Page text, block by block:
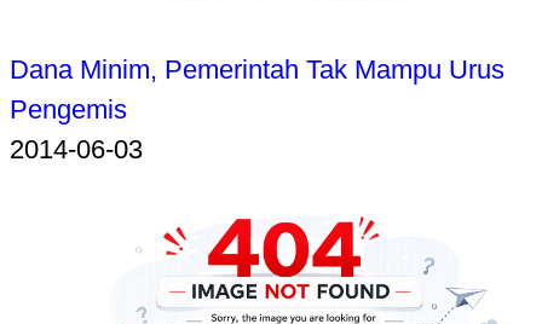
Dana Minim, Pemerintah Tak Mampu Urus
Pengemis
2014-06-03